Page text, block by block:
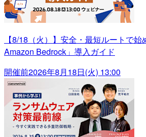
【8/18（火）】安全・最短ルートで
Amazon Bedrock」導入ガイド
開催前2026年8月18日(火) 13:00